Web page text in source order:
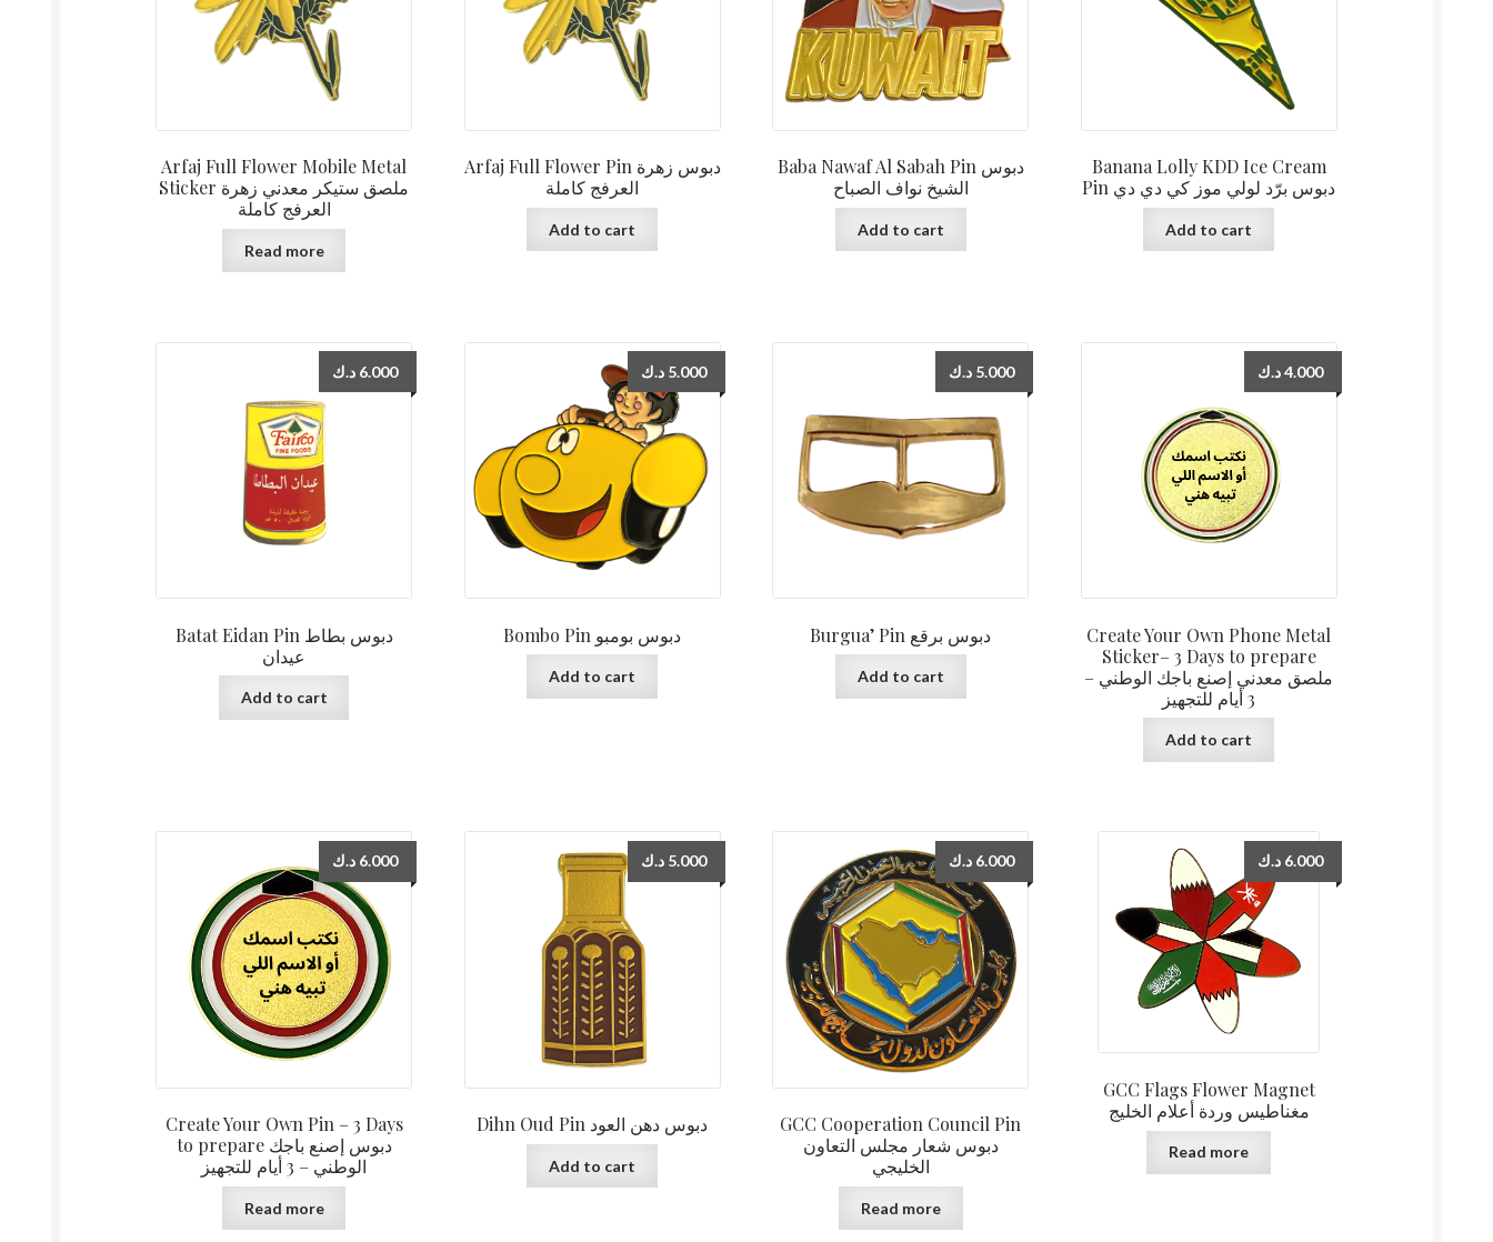
Arfaj Full Flower Mobile Metal
Sticker ملصق ستيكر معدني زهرة
العرفج كاملة
Read more
Arfaj Full Flower Pin دبوس زهرة
العرفج كاملة
Add to cart
Baba Nawaf Al Sabah Pin دبوس
الشيخ نواف الصباح
Add to cart
Banana Lolly KDD Ice Cream
Pin دبوس برّد لولي موز كي دي دي
Add to cart
Batat Eidan Pin دبوس بطاط
عيدان
6.000 د.ك
Add to cart
Bombo Pin دبوس بومبو
5.000 د.ك
Add to cart
Burgua’ Pin دبوس برقع
5.000 د.ك
Add to cart
Create Your Own Phone Metal
Sticker– 3 Days to prepare
ملصق معدني إصنع باجك الوطني –
3 أيام للتجهيز
4.000د.ك
Add to cart
Create Your Own Pin – 3 Days
to prepare دبوس إصنع باجك
الوطني – 3 أيام للتجهيز
6.000 د.ك
Read more
Dihn Oud Pin دبوس دهن العود
5.000 د.ك
Add to cart
GCC Cooperation Council Pin
دبوس شعار مجلس التعاون
الخليجي
6.000 د.ك
Read more
GCC Flags Flower Magnet
مغناطيس وردة أعلام الخليج
6.000 د.ك
Read more